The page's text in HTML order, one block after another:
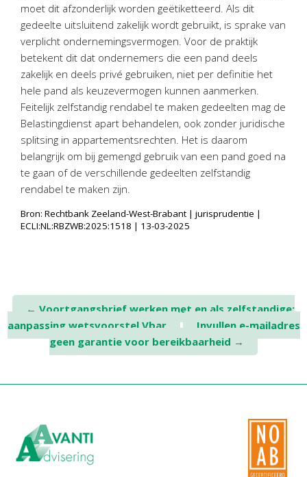
moet dit afzonderlijk worden geëtiketteerd. Als dit
gedeelte uitsluitend zakelijk wordt gebruikt, is sprake van
verplicht ondernemingsvermogen. Voor de praktijk
betekent dit dat ondernemers die een pand deels
zakelijk en deels privé gebruiken, niet per definitie het
hele pand als keuzevermogen kunnen aanmerken.
Feitelijk zelfstandig rendabel te maken gedeelten mag de
Belastingdienst apart behandelen, ook zonder juridische
splitsing in appartementsrechten. Het is daarom
belangrijk om bij gemengd gebruik van een pand goed na
te gaan of de verschillende gedeelten zelfstandig
rendabel te maken zijn.
Bron: Rechtbank Zeeland-West-Brabant | jurisprudentie |
ECLI:NL:RBZWB:2025:1518 | 13-03-2025
Post
navigation
← Voortgangsbrief werken met en als zelfstandige;
aanpassing wetsvoorstel Vbar
Invullen e-mailadres
geen garantie voor bereikbaarheid →